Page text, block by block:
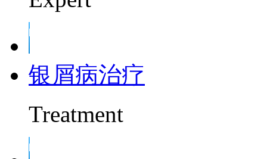
银屑病治疗
Treatment